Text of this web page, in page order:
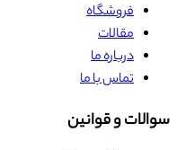
فروشگاه
مقالات
درباره ما
تماس با ما
سوالات و قوانین